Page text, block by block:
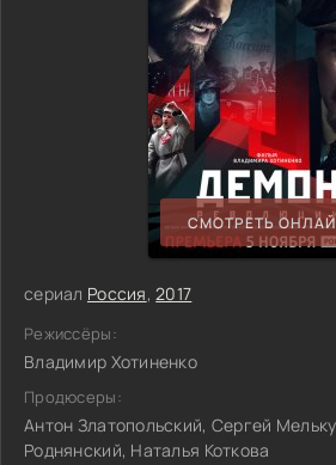
СМОТРЕТЬ
сериал Россия,2017
Режиссёры:
Владимир Хотиненко
Продюсеры:
Антон Златопольский, Сергей
Роднянский, Наталья Коткова